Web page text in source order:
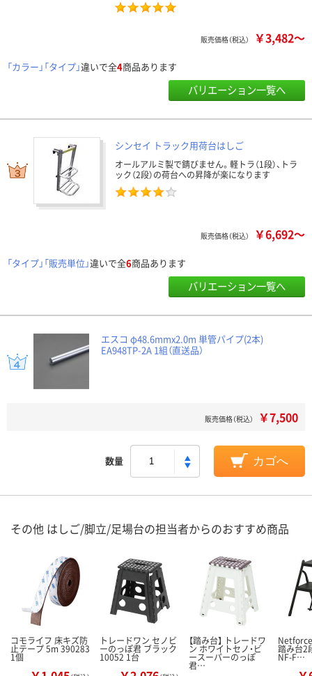
販売価格（税込） ￥3,482～
「カラー」「タイプ」違いで全4商品あります
バリエーション一覧へ
シンセイ トラック用荷台はしご
オールアルミ製で錆びません。軽トラ（1段）、トラ
ック（2段）の荷台への昇降が楽になります
販売価格（税込） ￥6,692～
「タイプ」「販売単位」違いで全6商品あります
バリエーション一覧へ
エスコ φ48.6mmx2.0m 単管パイプ(2本)
EA948TP-2A 1組（直送品）
販売価格（税込） ￥7,500
数量 カゴへ
その他 はしご/脚立/足場台の担当者からのおすすめ商品
コモライフ 床キズ防
止テープ 5m 390283
1個
トレードワン セノビ
ーのっぽ君 ブラック
10052 1台
【踏み台】 トレードワ
ン ホワイトセノ・ビ
ースーパーのっぽ
君…
踏み台2
NF-F…